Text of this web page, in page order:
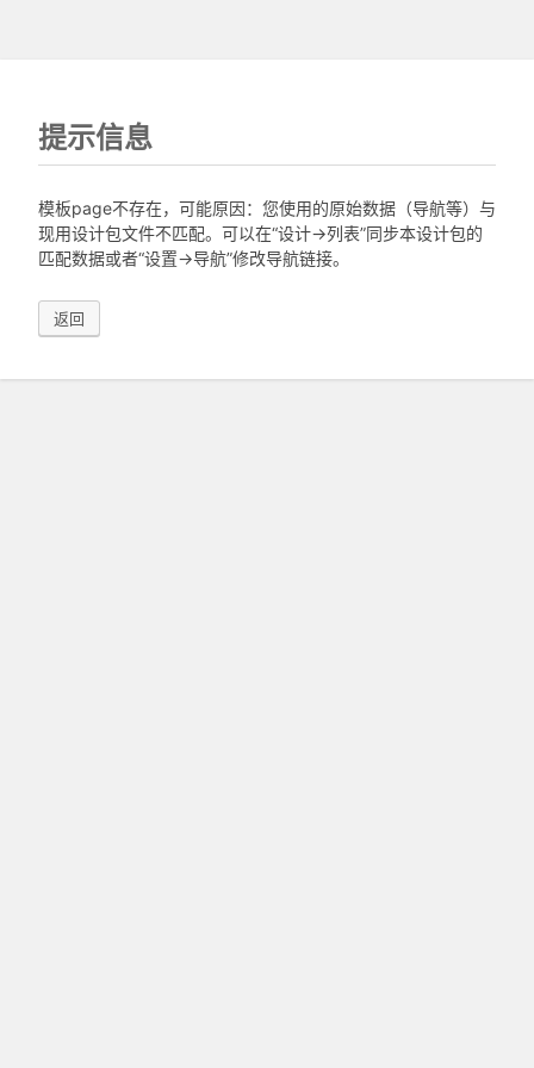
提示信息
模板page不存在，可能原因：您使用的原始数据（导航等）与
现用设计包文件不匹配。可以在“设计->列表”同步本设计包的
匹配数据或者“设置->导航”修改导航链接。
返回